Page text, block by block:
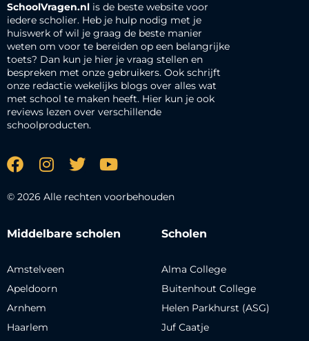
SchoolVragen.nl is de beste website voor
iedere scholier. Heb je hulp nodig met je
huiswerk of wil je graag de beste manier
weten om voor te bereiden op een belangrijke
toets? Dan kun je hier je vraag stellen en
bespreken met onze gebruikers. Ook schrijft
onze redactie wekelijks blogs over alles wat
met school te maken heeft. Hier kun je ook
reviews lezen over verschillende
schoolproducten.
© 2026 Alle rechten voorbehouden
Middelbare scholen
Amstelveen
Apeldoorn
Arnhem
Haarlem
Scholen
Alma College
Buitenhout College
Helen Parkhurst (ASG)
Juf Caatje